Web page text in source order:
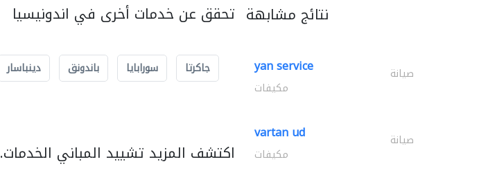
تحقق عن خدمات أخرى في اندونيسيا
جاكرتا سورابايا باندونق دينباسار
اكتشف المزيد تشييد المباني الخدمات.
نتائج مشابهة
yan service صيانة
مكيفات
vartan ud صيانة
مكيفات